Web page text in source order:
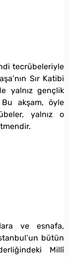
tecrübeleriyle
Sır Katibi
yalnız gençlik
Bu akşam, öyle
yalnız o
ve esnafa,
bütün
Millî